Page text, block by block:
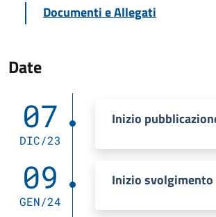
Documenti e Allegati
Date
07
DIC/23
Inizio
09
GEN/24
Inizio svolgimento